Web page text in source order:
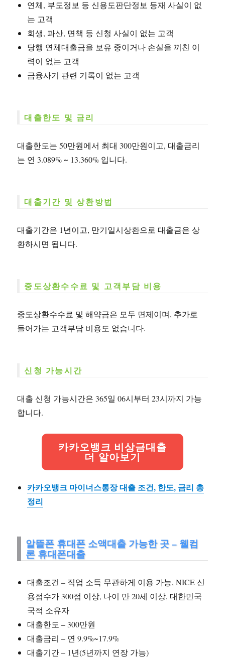
연체, 부도정보 등 신용도판단정보 등재 사실이 없
는 고객
회생, 파산, 면책 등 신청 사실이 없는 고객
당행 연체대출금을 보유 중이거나 손실을 끼친 이
력이 없는 고객
금융사기 관련 기록이 없는 고객
대출한도 및 금리
대출한도는 50만원에서 최대 300만원이고, 대출금리
는 연 3.089% ~ 13.360% 입니다.
대출기간 및 상환방법
대출기간은 1년이고, 만기일시상환으로 대출금은 상
환하시면 됩니다.
중도상환수수료 및 고객부담 비용
중도상환수수료 및 해약금은 모두 면제이며, 추가로
들어가는 고객부담 비용도 없습니다.
신청 가능시간
대출 신청 가능시간은 365일 06시부터 23시까지 가능
합니다.
카카오뱅크 비상금대출
더 알아보기
카카오뱅크 마이너스통장 대출 조건, 한도, 금리 총
정리
알뜰폰 휴대폰 소액대출 가능한 곳 – 웰컴
론 휴대폰대출
대출조건 – 직업 소득 무관하게 이용 가능, NICE 신
용점수가 300점 이상, 나이 만 20세 이상, 대한민국
국적 소유자
대출한도 – 300만원
대출금리 – 연 9.9%~17.9%
대출기간 – 1년(5년까지 연장 가능)